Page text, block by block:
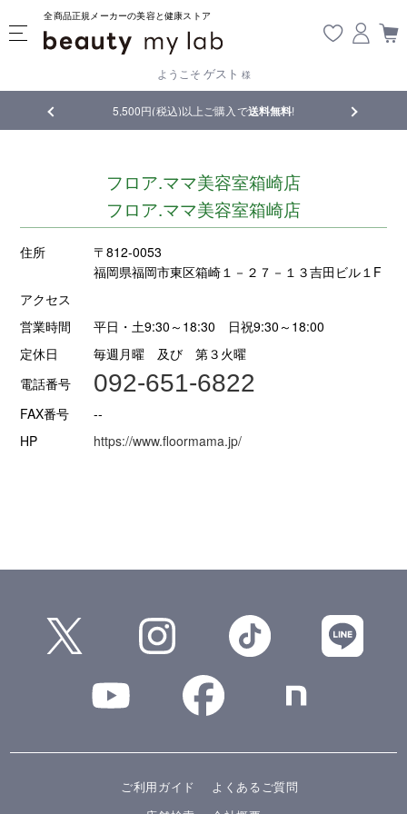
全商品正規メーカーの美容と健康ストア
ようこそ ゲスト 様
5,500円(税込)以上ご購入で送料無料! 【重要】
フロア.ママ美容室箱崎店
フロア.ママ美容室箱崎店
住所
〒812-0053
福岡県福岡市東区箱崎１－２７－１３吉田ビル１F
アクセス
営業時間
平日・土9:30～18:30 日祝9:30～18:00
定休日
毎週月曜 及び 第３火曜
電話番号
092-651-6822
FAX番号
--
HP
https://www.floormama.jp/
ご利用ガイド
よくあるご質問